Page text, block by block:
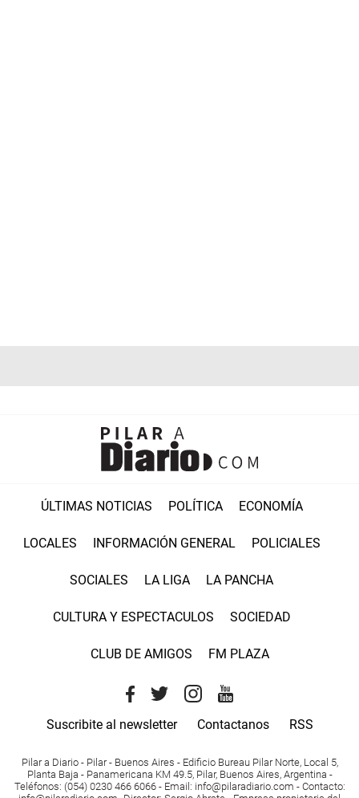
ÚLTIMAS NOTICIAS POLÍTICA ECONOMÍA
LOCALES INFORMACIÓN GENERAL POLICIALES
SOCIALES LA LIGA LA PANCHA
CULTURA Y ESPECTACULOS SOCIEDAD
CLUB DE AMIGOS FM PLAZA
Suscribite al newsletter Contactanos RSS
Pilar a Diario - Pilar - Buenos Aires - Edificio Bureau Pilar Norte, Local 5,
Planta Baja - Panamericana KM 49.5, Pilar, Buenos Aires, Argentina -
Teléfonos: (054) 0230 466 6066 - Email : info@pilaradiario.com - Contacto: